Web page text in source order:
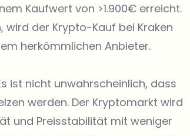
Kaufwert von >1.900€ erreicht.
wird der Krypto-Kauf bei Kraken
herkömmlichen Anbieter.
ist nicht unwahrscheinlich, dass
werden. Der Kryptomarkt wird
und Preisstabilität mit weniger